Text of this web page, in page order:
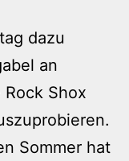
dazu
an
Shox
Sommer hat